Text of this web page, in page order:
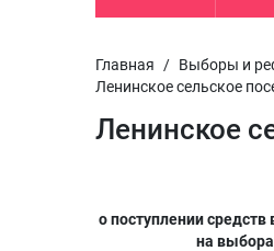
Главная / Выборы и
Ленинское сельское
Ленинское
о поступлении
на